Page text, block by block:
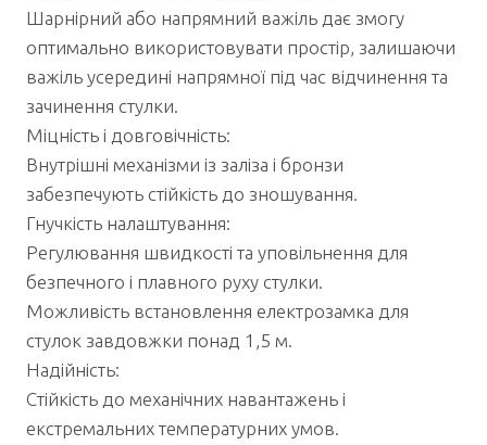
Шарнірний або напрямний важіль дає змогу
оптимально використовувати простір, залишаючи
важіль усередині напрямної під час відчинення та
зачинення стулки.
Міцність і довговічність:
Внутрішні механізми із заліза і бронзи
забезпечують стійкість до зношування.
Гнучкість налаштування:
Регулювання швидкості та уповільнення для
безпечного і плавного руху стулки.
Можливість встановлення електрозамка для
стулок завдовжки понад 1,5 м.
Надійність:
Стійкість до механічних навантажень і
екстремальних температурних умов.